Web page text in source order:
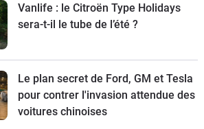
Vanlife : le Citroën Type Holidays
sera-t-il le tube de l’été ?
Le plan secret de Ford, GM et Tesla
pour contrer l'invasion attendue des
voitures chinoises